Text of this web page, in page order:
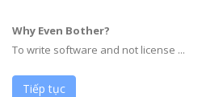
Why Even Bother?
To write software and not license ...
Tiếp tục